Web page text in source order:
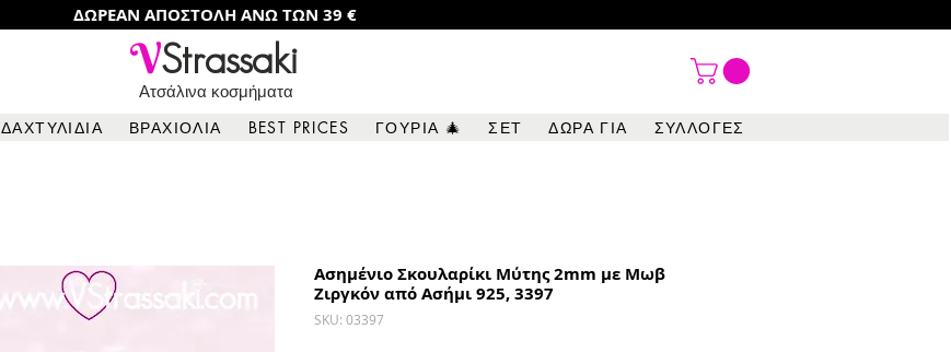
ΔΩΡΕΑΝ ΑΠΟΣΤΟΛΗ ΑΝΩ ΤΩΝ 39 €
VStrassaki
Ατσάλινα κοσμήματα
ΔΑΧΤΥΛΙΔΙΑ ΒΡΑΧΙΟΛΙΑ BEST PRICES ΓΟΥΡΙΑ 🎄 ΣΕΤ ΔΩΡΑ ΓΙΑ ΣΥΛΛΟΓΕΣ
Ασημένιο Σκουλαρίκι Μύτης 2mm με Μωβ
Ζιργκόν από Ασήμι 925, 3397
SKU: 03397